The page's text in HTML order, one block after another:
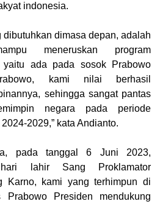
indonesia.
dibutuhkan dimasa depan, adalah
meneruskan program
yaitu ada pada sosok Prabowo
kami nilai berhasil
sehingga sangat pantas
negara pada periode
2029,” kata Andianto.
pada tanggal 6 Juni 2023,
lahir Sang Proklamator
Karno, kami yang terhimpun di
Presiden mendukung